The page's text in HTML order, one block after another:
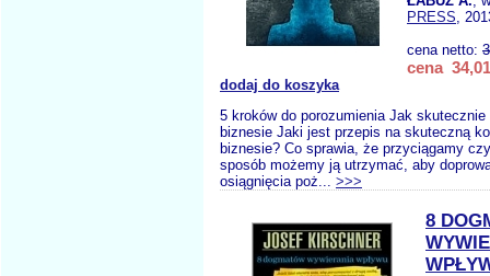
PRESS,
cena netto:
cena
dodaj do koszyka
5 kroków do porozumienia Jak skutecznie
biznesie Jaki jest przepis na skuteczną
biznesie? Co sprawia, że przyciągamy
sposób możemy ją utrzymać, aby
osiągnięcia poż... >>>
8